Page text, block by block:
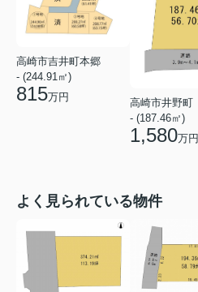
高崎市吉井町本郷
- (244.91㎡)
815万円
高崎市井野町
- (187.46㎡)
1,580万円
よく見られている物件